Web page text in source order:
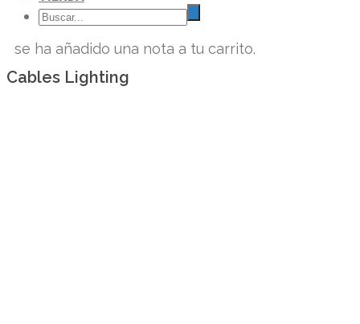
se ha añadido una nota a tu carrito.
Cables Lighting